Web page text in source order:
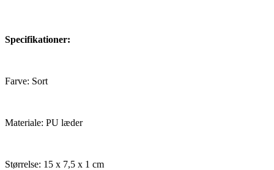
Specifikationer:
Farve: Sort
Materiale: PU læder
Størrelse: 15 x 7,5 x 1 cm